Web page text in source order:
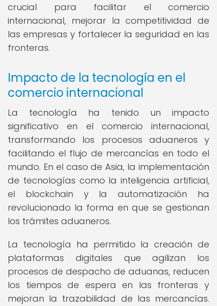
crucial para facilitar el comercio
internacional, mejorar la competitividad de
las empresas y fortalecer la seguridad en las
fronteras.
Impacto de la tecnología en el
comercio internacional
La tecnología ha tenido un impacto
significativo en el comercio internacional,
transformando los procesos aduaneros y
facilitando el flujo de mercancías en todo el
mundo. En el caso de Asia, la implementación
de tecnologías como la inteligencia artificial,
el blockchain y la automatización ha
revolucionado la forma en que se gestionan
los trámites aduaneros.
La tecnología ha permitido la creación de
plataformas digitales que agilizan los
procesos de despacho de aduanas, reducen
los tiempos de espera en las fronteras y
mejoran la trazabilidad de las mercancías.